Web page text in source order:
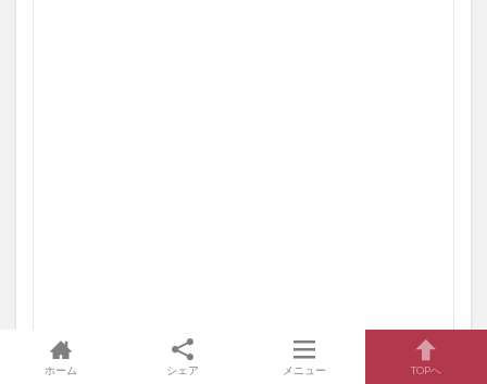
ホーム シェア メニュー TOPへ